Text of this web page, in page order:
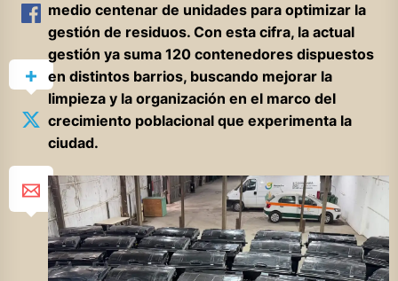
medio centenar de unidades para optimizar la
gestión de residuos. Con esta cifra, la actual
gestión ya suma 120 contenedores dispuestos
en distintos barrios, buscando mejorar la
limpieza y la organización en el marco del
crecimiento poblacional que experimenta la
ciudad.